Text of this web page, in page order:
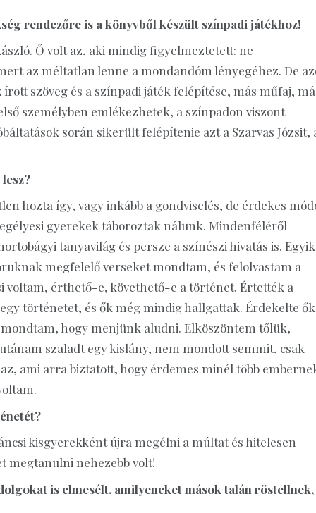
rendezőre is a könyvből készült színpadi játékhoz!
Ő volt az, aki mindig figyelmeztetett: ne
az méltatlan lenne a mondandóm lényegéhez. De
szöveg és a színpadi játék felépítése, más műfaj,
személyben emlékezhetek, a színpadon viszont
során sikerült felépítenie azt a Szarvas Józsit,
hozta így, vagy inkább a gondviselés, de érdekes
gyerekek táboroztak nálunk. Mindenféléről
tanyavilág és persze a színészi hivatás is. Egyik
megfelelő verseket mondtam, és felolvastam a
voltam, érthető-e, követhető-e a történet. Értették a
történetet, és ők még mindig hallgattak. Érdekelte
hogy menjünk aludni. Elköszöntem tőlük,
szaladt egy kislány, nem mondott semmit, csak
ami arra biztatott, hogy érdemes minél több
kisgyerekként újra megélni a múltat és hitelesen
megtanulni nehezebb volt!
is elmesélt, amilyeneket mások talán röstellnek,